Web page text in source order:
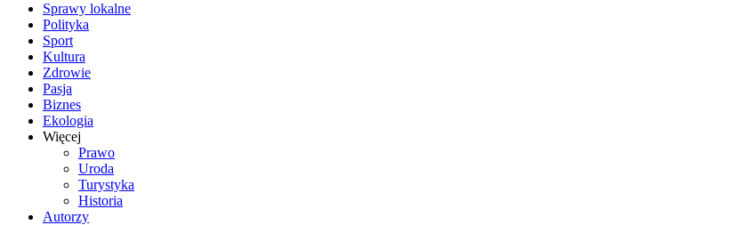
Sprawy lokalne
Polityka
Sport
Kultura
Zdrowie
Pasja
Biznes
Ekologia
Więcej
Prawo
Uroda
Turystyka
Historia
Autorzy